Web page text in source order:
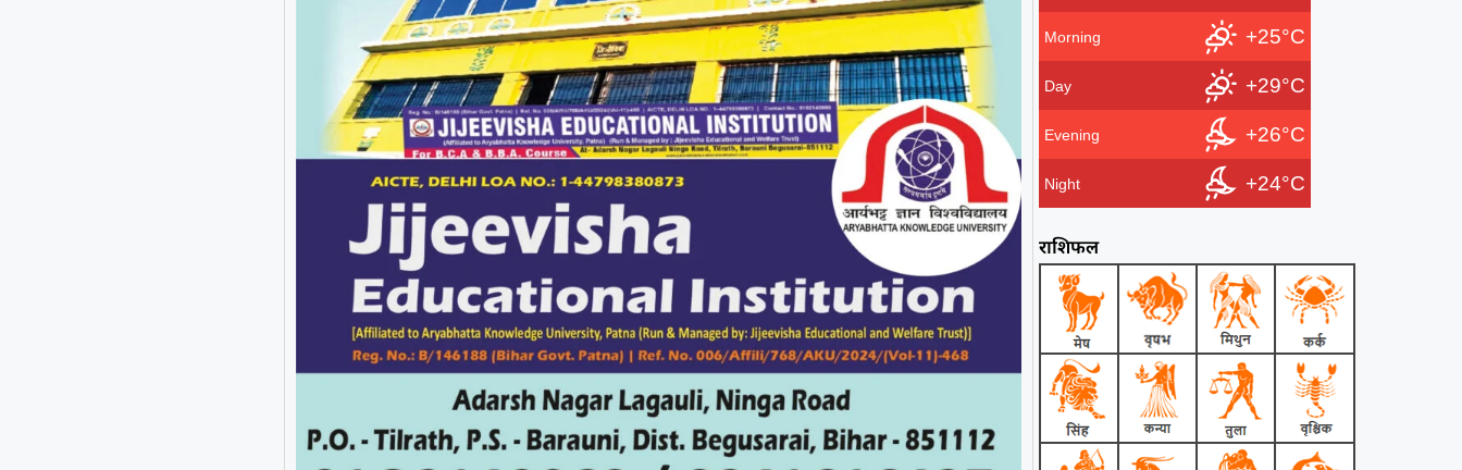
Morning +25°C
Day +29°C
Evening +26°C
Night +24°C
राशिफल